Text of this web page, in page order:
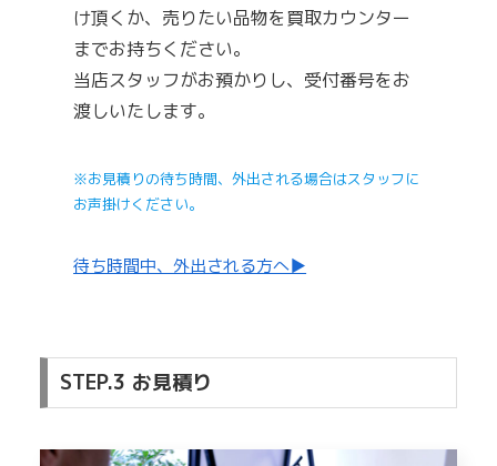
け頂くか、売りたい品物を買取カウンター
までお持ちください。
当店スタッフがお預かりし、受付番号をお
渡しいたします。
※お見積りの待ち時間、外出される場合はスタッフに
お声掛けください。
待ち時間中、外出される方へ▶
STEP.3 お見積り